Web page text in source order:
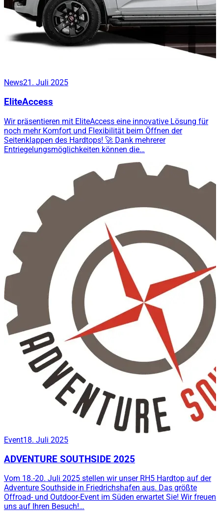
News21. Juli 2025
EliteAccess
Wir präsentieren mit EliteAccess eine innovative Lösung für
noch mehr Komfort und Flexibilität beim Öffnen der
Seitenklappen des Hardtops! 🚀 Dank mehrerer
Entriegelungsmöglichkeiten können die…
Event18. Juli 2025
ADVENTURE SOUTHSIDE 2025
Vom 18.-20. Juli 2025 stellen wir unser RH5 Hardtop auf der
Adventure Southside in Friedrichshafen aus. Das größte
Offroad- und Outdoor-Event im Süden erwartet Sie! Wir freuen
uns auf Ihren Besuch!…